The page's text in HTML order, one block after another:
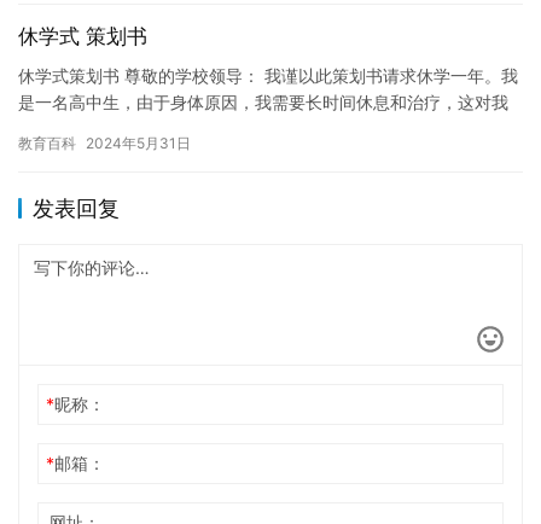
休学式 策划书
休学式策划书 尊敬的学校领导： 我谨以此策划书请求休学一年。我
是一名高中生，由于身体原因，我需要长时间休息和治疗，这对我
态，…
教育百科 2024年5月31日
发表回复
*昵称：
*邮箱：